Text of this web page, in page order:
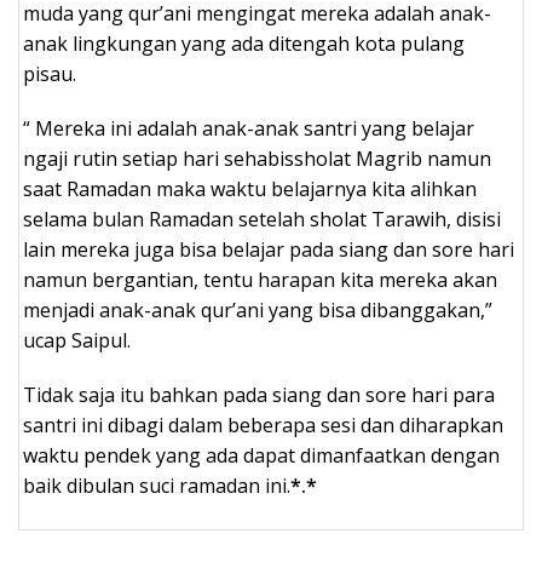
muda yang qur’ani mengingat mereka adalah anak-
anak lingkungan yang ada ditengah kota pulang
pisau.
“ Mereka ini adalah anak-anak santri yang belajar
ngaji rutin setiap hari sehabissholat Magrib namun
saat Ramadan maka waktu belajarnya kita alihkan
selama bulan Ramadan setelah sholat Tarawih, disisi
lain mereka juga bisa belajar pada siang dan sore hari
namun bergantian, tentu harapan kita mereka akan
menjadi anak-anak qur’ani yang bisa dibanggakan,”
ucap Saipul.
Tidak saja itu bahkan pada siang dan sore hari para
santri ini dibagi dalam beberapa sesi dan diharapkan
waktu pendek yang ada dapat dimanfaatkan dengan
baik dibulan suci ramadan ini.*.*